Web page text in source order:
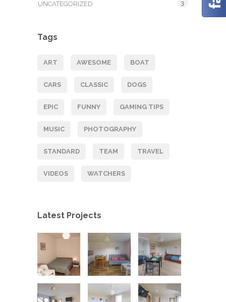
UNCATEGORIZED 3
Tags
ART AWESOME BOAT
CARS CLASSIC DOGS
EPIC FUNNY GAMING TIPS
MUSIC PHOTOGRAPHY
STANDARD TEAM TRAVEL
VIDEOS WATCHERS
Latest Projects